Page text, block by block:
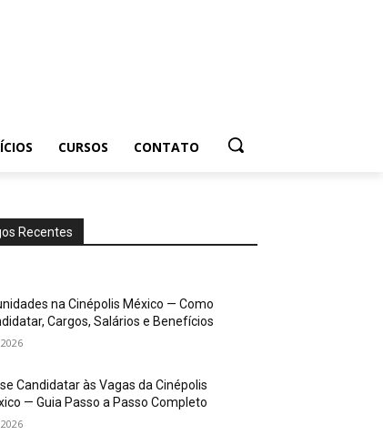
CURSOS CONTATO
Recentes
na Cinépolis México — Como
Cargos, Salários e Benefícios
Candidatar às Vagas da Cinépolis
— Guia Passo a Passo Completo